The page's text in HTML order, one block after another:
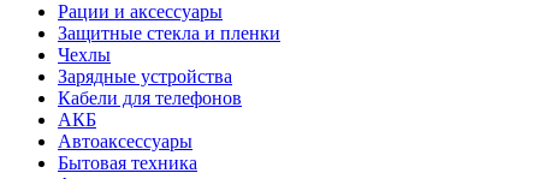
Рации и аксессуары
Защитные стекла и пленки
Чехлы
Зарядные устройства
Кабели для телефонов
АКБ
Автоаксессуары
Бытовая техника